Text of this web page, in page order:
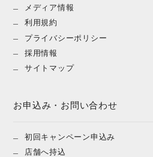
メディア情報
利用規約
プライバシーポリシー
採用情報
サイトマップ
お申込み・お問い合わせ
初回キャンペーン申込み
店舗へ持込